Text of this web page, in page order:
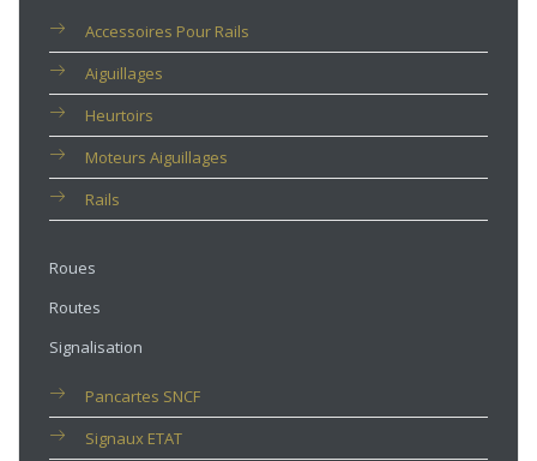
Accessoires Pour Rails
Aiguillages
Heurtoirs
Moteurs Aiguillages
Rails
Roues
Routes
Signalisation
Pancartes SNCF
Signaux ETAT